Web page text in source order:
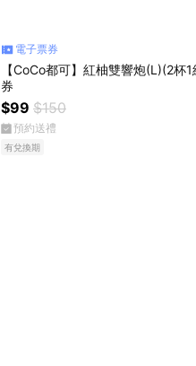
電子票券
【CoCo都可】紅柚雙響炮(L)(2杯
券
$99 $150
預約送禮
有兌換期